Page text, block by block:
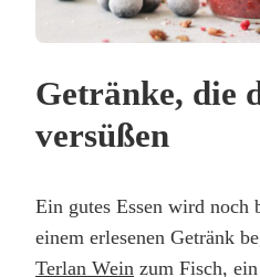
Getränke, die
versüßen
Ein gutes Essen wird noch
einem erlesenen Getränk
Terlan Wein zum Fisch,